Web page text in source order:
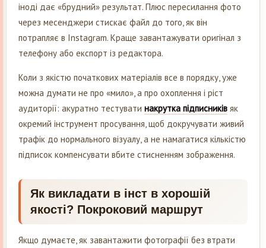
іноді дає «брудний» результат. Плюс пересилання фото
через месенджери стискає файл до того, як він
потрапляє в Instagram. Краще завантажувати оригінал з
телефону або експорт із редактора.
Коли з якістю початкових матеріалів все в порядку, уже
можна думати не про «мило», а про охоплення і ріст
аудиторії: акуратно тестувати накрутка підписників як
окремий інструмент просування, щоб докручувати живий
трафік до нормального візуалу, а не намагатися кількістю
підписок компенсувати вбите стисненням зображення.
Як викладати в інст в хорошій
якості? Покроковий маршрут
Якщо думаєте, як завантажити фотографії без втрати